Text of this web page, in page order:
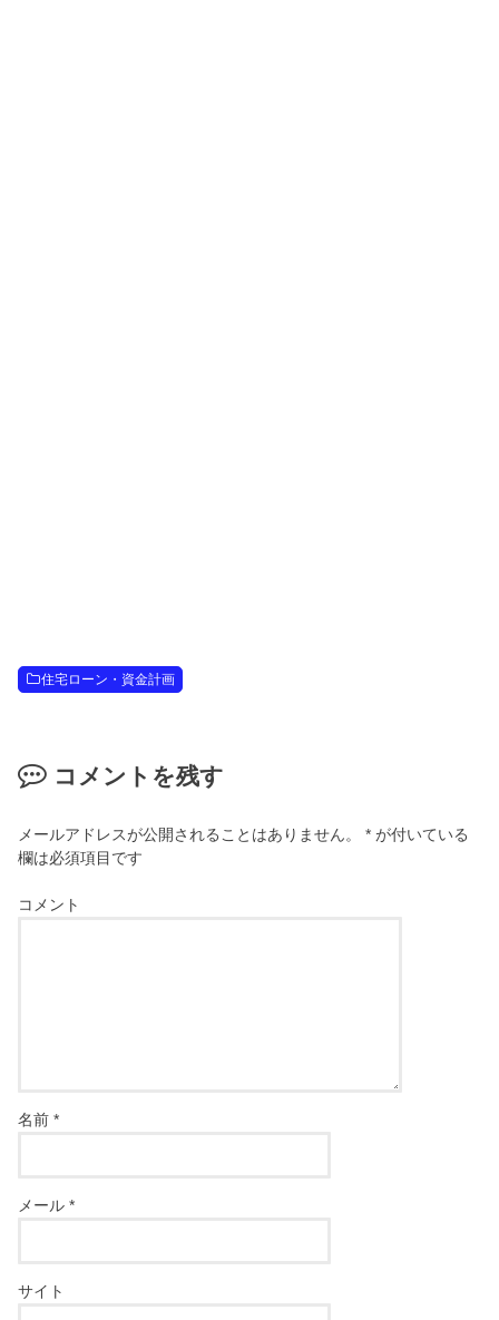
住宅ローン・資金計画
コメントを残す
メールアドレスが公開されることはありません。 * が付いている
欄は必須項目です
コメント
名前*
メール*
サイト